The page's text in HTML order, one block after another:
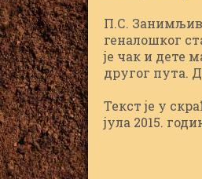
П.С.
геналошког
је чак и дете
другог пута.
Текст је у
јула 2015.